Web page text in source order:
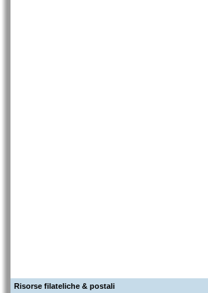
Risorse filateliche & postali